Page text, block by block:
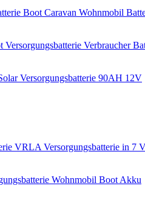
Boot Caravan Wohnmobil
Verbraucher
Versorgungsbatterie 90AH 12V
VRLA Versorgungsbatterie in 7
Wohnmobil Boot Akku